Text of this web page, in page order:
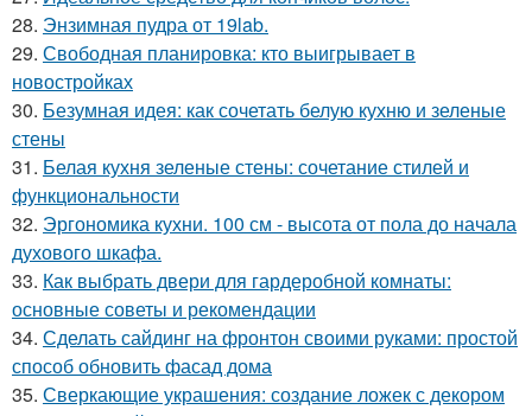
28. Энзимная пудра от 19lab.
29. Свободная планировка: кто выигрывает в
новостройках
30. Безумная идея: как сочетать белую кухню и зеленые
стены
31. Белая кухня зеленые стены: сочетание стилей и
функциональности
32. Эргономика кухни. 100 см - высота от пола до начала
духового шкафа.
33. Как выбрать двери для гардеробной комнаты:
основные советы и рекомендации
34. Сделать сайдинг на фронтон своими руками: простой
способ обновить фасад дома
35. Сверкающие украшения: создание ложек с декором